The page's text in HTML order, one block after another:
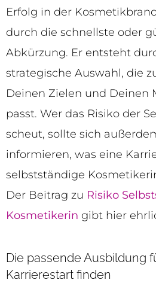
Erfolg in der
durch die schnellste oder
Abkürzung. Er entsteht
strategische Auswahl, die
Deinen Zielen und Deinen
passt. Wer das Risiko der
scheut, sollte sich
informieren, was eine
selbstständige
Der Beitrag zu Risiko
Kosmetikerin gibt hier
Die passende Ausbildung
Karrierestart finden